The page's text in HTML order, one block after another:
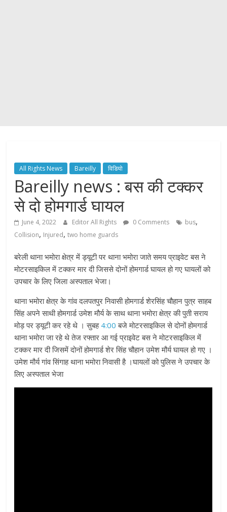
All Rights News Bareilly विडियो
Bareilly news : बस की टक्कर
से दो होमगार्ड घायल
June 4, 2022 Editor All Rights 0 Comments bus,
Collision, Injured,two home guards
बरेली थाना भमोरा क्षेत्र में ड्यूटी पर थाना भमोरा जाते समय प्राइवेट बस ने
मोटरसाइकिल में टक्कर मार दी जिससे दोनों होमगार्ड घायल हो गएघायलों को
उपचार के लिए जिला अस्पताल भेजा।
थाना भमोरा क्षेत्र के गांव दलपतपुर निवासी होमगार्ड शेरसिंह चौहान पुत्र साहब
सिंह अपने साथी होमगार्ड उमेश मौर्य के साथ थाना भमोरा क्षेत्र की पुती सराय
मोड़ पर ड्यूटी कर रहे थे । सुबह 4:00 बजे मोटरसाइकिल से दोनों होमगार्ड
थाना भमोरा जा रहे थे तेज रफ्तार आ गई प्राइवेट बस ने मोटरसाइकिल में
टक्कर मार दी जिसमें दोनों होमगार्ड शेर सिंह चौहान उमेश मौर्य घायल हो गए ।
उमेश मौर्य गांव सिंगाह थाना भमोरा निवासी है ।घायलों को पुलिस ने उपचार के
लिए अस्पताल भेजा